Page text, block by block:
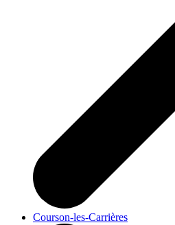
Courson-les-Carrières